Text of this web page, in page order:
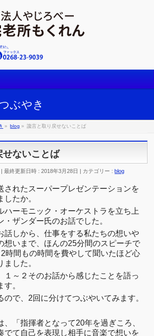
ぶやき
» blog » 讒言と取り戻せないことば
せないことば
最終更新日時 : 2018年3月28日 カテゴリー : blog
されたスーパープレゼンテーションを
たか。
ハーモニック・オーケストラを立ち上
・ザンダー氏のお話でした。
話しから、仕事をする私たちの想いや
想いまで、ほんの25分間のスピーチで
時間もの時間を費やして聞いたほど心
した。
１～２そのお話から感じたことを語っ
。
ので、2回に分けてつぶやいてみます。
、「指揮者となって20年を過ぎころ、
でて自己を表現し相手に音楽で想いを